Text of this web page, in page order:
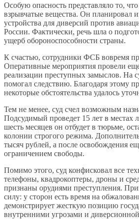
Особую опасность представляло то,
взрывчатые вещества. Он планировал
устройства для диверсий против
России. Фактически, речь шла о
ущерб обороноспособности страны.
К счастью, сотрудники ФСБ вовремя
Оперативные мероприятия провели
реализации преступных замыслов. На
помогал следствию. Благодаря этому
некоторые обстоятельства удалось
Тем не менее, суд счел возможным
Подсудимый проведет 15 лет в местах
шесть месяцев он отбудет в тюрьме,
колонии строгого режима.
тысяч рублей, а после освобождения
ограничением свободы.
Помимо этого, суд конфисковал все
телефоны, квадрокоптеры, дроны и
признаны орудиями преступления.
силу: у сторон есть время на
демонстрирует жесткую позицию
внутренними угрозами и